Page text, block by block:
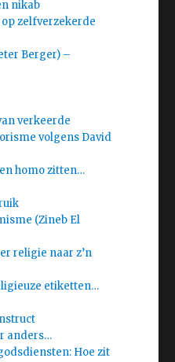
nikab
zelfverzekerde
Berger) –
verkeerde
volgens David
homo zitten…
(Zineb El
religie naar z’n
etiketten…
anders…
Hoe zit